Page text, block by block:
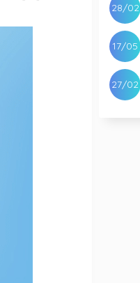
28/02
17/05
27/02